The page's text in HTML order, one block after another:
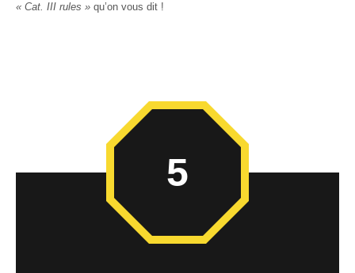
« Cat. III rules » qu’on vous dit !
5